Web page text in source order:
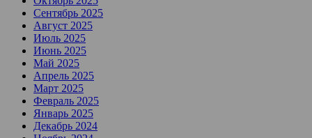
Сентябрь 2025
Август 2025
Июль 2025
Июнь 2025
Май 2025
Апрель 2025
Март 2025
Февраль 2025
Январь 2025
Декабрь 2024